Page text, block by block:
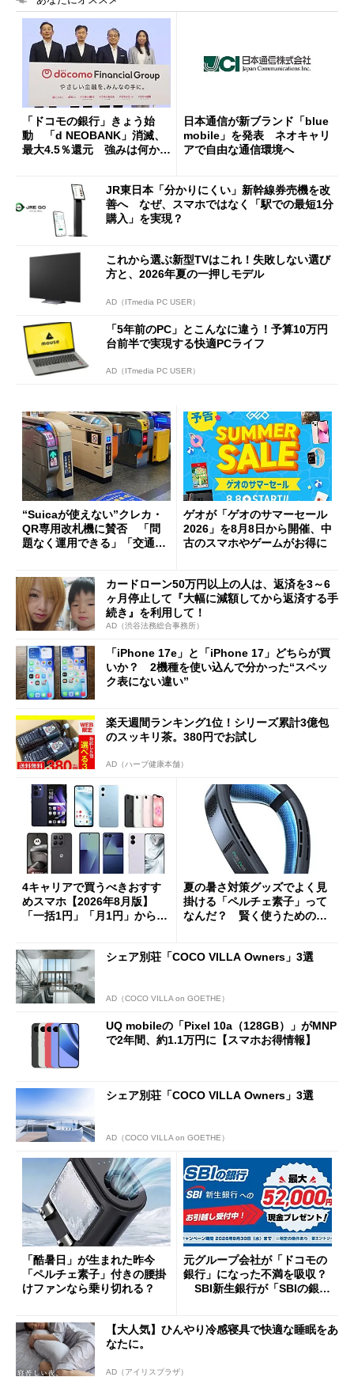
「ドコモの銀行」きょう始
動 「d NEOBANK」消滅、
最大4.5％還元 強みは何か解
日本通信が新ブランド「blue
mobile」を発表 ネオキャリ
アで自由な通信環境へ
JR東日本「分かりにくい」新幹線券売機を改
善へ なぜ、スマホではなく「駅での最短1分
購入」を実現？
これから選ぶ新型TVはこれ！失敗しない選び
方と、2026年夏の一押しモデル
AD（ITmedia PC USER）
「5年前のPC」とこんなに違う！予算10万円
台前半で実現する快適PCライフ
AD（ITmedia PC USER）
“Suicaが使えない”クレカ・
QR専用改札機に賛否 「問
題なく運用できる」「交通系I
ゲオが「ゲオのサマーセール
2026」を8月8日から開催、中
古のスマホやゲームがお得に
カードローン50万円以上の人は、返済を3～6
ヶ月停止して『大幅に減額してから返済する手
続き』を利用して！
AD（渋谷法務総合事務所）
「iPhone 17e」と「iPhone 17」どちらが買
いか？ 2機種を使い込んで分かった“スペッ
ク表にない違い”
楽天週間ランキング1位！シリーズ累計3億包
のスッキリ茶。380円でお試し
AD（ハーブ健康本舗）
4キャリアで買うべきおすす
めスマホ【2026年8月版】
「一括1円」「月1円」からお
夏の暑さ対策グッズでよく見
掛ける「ペルチェ素子」って
なんだ？ 賢く使うための注
シェア別荘「COCO VILLA Owners」3選
AD（COCO VILLA on GOETHE）
UQ mobileの「Pixel 10a（128GB）」がMNP
で2年間、約1.1万円に【スマホお得情報】
シェア別荘「COCO VILLA Owners」3選
AD（COCO VILLA on GOETHE）
「酷暑日」が生まれた昨今
「ペルチェ素子」付きの腰掛
けファンなら乗り切れる？
元グループ会社が「ドコモの
銀行」になった不満を吸収？
SBI新生銀行が「SBIの銀
開催
【大人気】ひんやり冷感寝具で快適な睡眠をあ
なたに。
AD（アイリスプラザ）